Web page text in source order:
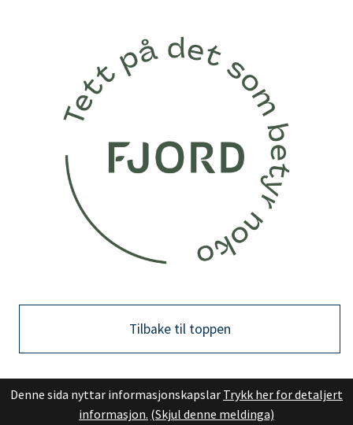
Tilbake til toppen
Denne sida nyttar informasjonskapslar Trykk her for detaljert
informasjon. (Skjul denne meldinga)